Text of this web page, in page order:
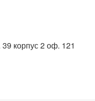
корпус 2 оф. 121